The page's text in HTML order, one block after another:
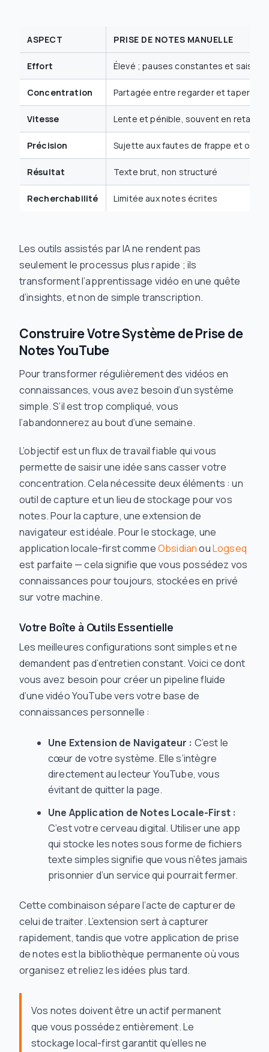
ASPECT PRISE DE NOTES MANUELLE
Effort Élevé ; pauses constantes et saisie
Concentration Partagée entre regarder et taper
Vitesse Lente et pénible, souvent en retard
Précision Sujette aux fautes de frappe et oublis
Résultat Texte brut, non structuré
Recherchabilité Limitée aux notes écrites
Les outils assistés par IA ne rendent pas
seulement le processus plus rapide ; ils
transforment l’apprentissage vidéo en une quête
d’insights, et non de simple transcription.
Construire Votre Système de Prise de
Notes YouTube
Pour transformer régulièrement des vidéos en
connaissances, vous avez besoin d’un système
simple. S’il est trop compliqué, vous
l’abandonnerez au bout d’une semaine.
L’objectif est un flux de travail fiable qui vous
permette de saisir une idée sans casser votre
concentration. Cela nécessite deux éléments : un
outil de capture et un lieu de stockage pour vos
notes. Pour la capture, une extension de
navigateur est idéale. Pour le stockage, une
application locale-first commeObsidianouLogseq
est parfaite — cela signifie que vous possédez vos
connaissances pour toujours, stockées en privé
sur votre machine.
Votre Boîte à Outils Essentielle
Les meilleures configurations sont simples et ne
demandent pas d’entretien constant. Voici ce dont
vous avez besoin pour créer un pipeline fluide
d’une vidéo YouTube vers votre base de
connaissances personnelle :
Une Extension de Navigateur : C’est le
cœur de votre système. Elle s’intègre
directement au lecteur YouTube, vous
évitant de quitter la page.
Une Application de Notes Locale-First :
C’est votre cerveau digital. Utiliser une app
qui stocke les notes sous forme de fichiers
texte simples signifie que vous n’êtes jamais
prisonnier d’un service qui pourrait fermer.
Cette combinaison sépare l’acte de capturerde
celui detraiter. L’extension sert à capturer
rapidement, tandis que votre application de prise
de notes est la bibliothèque permanente où vous
organisez et reliez les idées plus tard.
Vos notes doivent être un actif permanent
que vous possédez entièrement. Le
stockage local-first garantit qu’elles ne